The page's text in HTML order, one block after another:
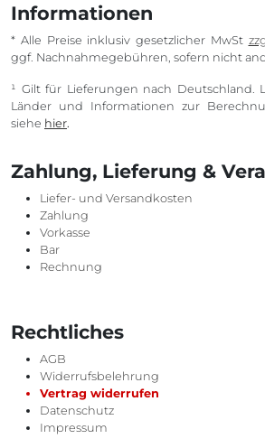
Informationen
* Alle Preise inklusiv gesetzlicher MwSt
ggf. Nachnahmegebühren, sofern nicht
¹ Gilt für Lieferungen nach Deutschland.
Länder und Informationen zur
siehe hier.
Zahlung, Lieferung &
Liefer- und Versandkosten
Zahlung
Vorkasse
Bar
Rechnung
Rechtliches
AGB
Widerrufsbelehrung
Vertrag widerrufen
Datenschutz
Impressum